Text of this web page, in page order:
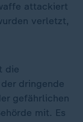
attackiert
verletzt,
die
dringende
gefährlichen
mit. Es